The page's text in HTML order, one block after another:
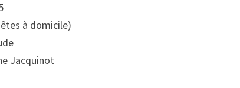
à domicile)
Jacquinot